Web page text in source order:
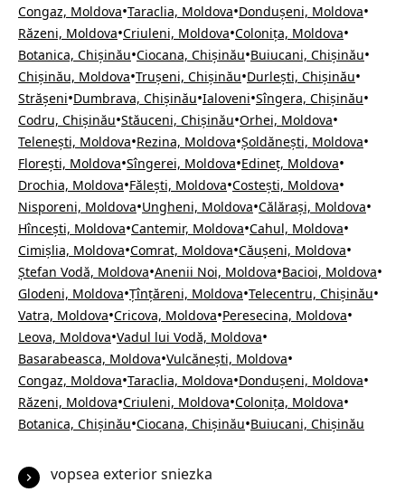
Congaz, Moldova•Taraclia, Moldova•Dondușeni, Moldova•
Răzeni, Moldova•Criuleni, Moldova•Colonița, Moldova•
Botanica, Chișinău•Ciocana, Chișinău•Buiucani, Chișinău•
Chișinău, Moldova•Trușeni, Chișinău•Durlești, Chișinău•
Strășeni•Dumbrava, Chișinău•Ialoveni•Sîngera, Chișinău•
Codru, Chișinău•Stăuceni, Chișinău•Orhei, Moldova•
Telenești, Moldova•Rezina, Moldova•Șoldănești, Moldova•
Florești, Moldova•Sîngerei, Moldova•Edineț, Moldova•
Drochia, Moldova•Fălești, Moldova•Costești, Moldova•
Nisporeni, Moldova•Ungheni, Moldova•Călărași, Moldova•
Hîncești, Moldova•Cantemir, Moldova•Cahul, Moldova•
Cimișlia, Moldova•Comrat, Moldova•Căușeni, Moldova•
Ștefan Vodă, Moldova•Anenii Noi, Moldova•Bacioi, Moldova•
Glodeni, Moldova•Țînțăreni, Moldova•Telecentru, Chișinău•
Vatra, Moldova•Cricova, Moldova•Peresecina, Moldova•
Leova, Moldova•Vadul lui Vodă, Moldova•
Basarabeasca, Moldova•Vulcănești, Moldova•
Congaz, Moldova•Taraclia, Moldova•Dondușeni, Moldova•
Răzeni, Moldova•Criuleni, Moldova•Colonița, Moldova•
Botanica, Chișinău•Ciocana, Chișinău•Buiucani, Chișinău
vopsea exterior sniezka